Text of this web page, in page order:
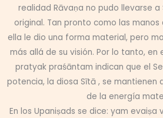
realidad Rāvaṇa no pudo llevarse
original. Tan pronto como las
ella le dio una forma material, pero
más allá de su visión. Por lo tanto, en
pratyak praśāntam indican que el
potencia, la diosa Sītā , se mantienen
de la energía
En los Upaniṣads se dice: yam evaiṣa